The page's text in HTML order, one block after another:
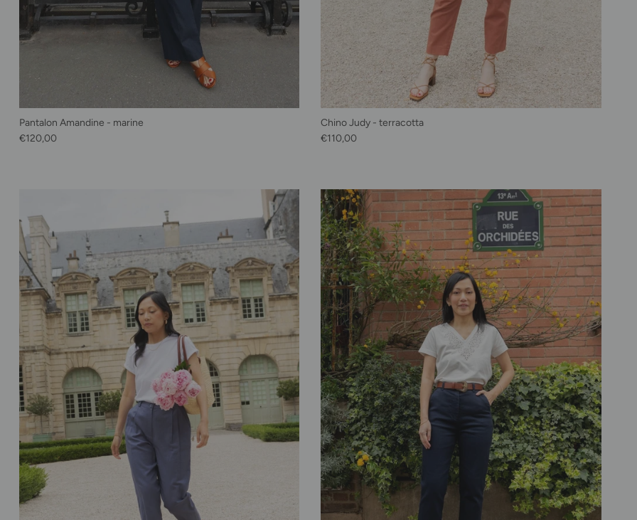
Pantalon Amandine - marine
Prix habituel
€120,00
Chino Judy - terracotta
Prix habituel
€110,00